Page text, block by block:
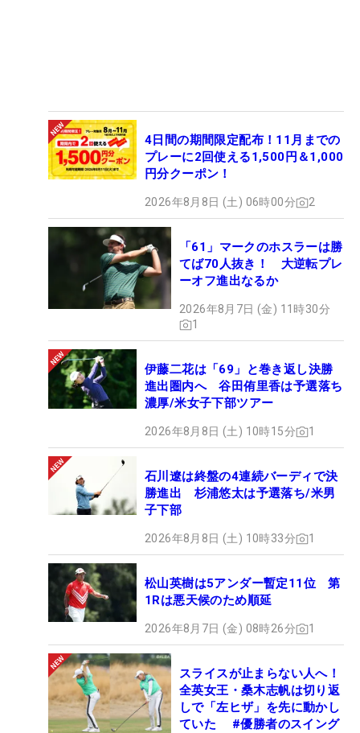
4日間の期間限定配布！11月までの
プレーに2回使える1,500円＆1,000
円分クーポン！
2026年8月8日 (土) 06時00分 2
「61」マークのホスラーは勝
てば70人抜き！ 大逆転プレ
ーオフ進出なるか
2026年8月7日 (金) 11時30分
1
伊藤二花は「69」と巻き返し決勝
進出圏内へ 谷田侑里香は予選落ち
濃厚/米女子下部ツアー
2026年8月8日 (土) 10時15分 1
石川遼は終盤の4連続バーディで決
勝進出 杉浦悠太は予選落ち/米男
子下部
2026年8月8日 (土) 10時33分 1
松山英樹は5アンダー暫定11位 第
1Rは悪天候のため順延
2026年8月7日 (金) 08時26分 1
スライスが止まらない人へ！
全英女王・桑木志帆は切り返
しで「左ヒザ」を先に動かし
ていた #優勝者のスイング